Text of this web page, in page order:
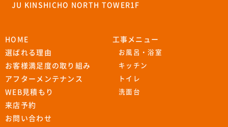
JU KINSHICHO NORTH TOWER1F
HOME
選ばれる理由
お客様満足度の取り組み
アフターメンテナンス
WEB見積もり
来店予約
お問い合わせ
工事メニュー
お風呂・浴室
キッチン
トイレ
洗面台